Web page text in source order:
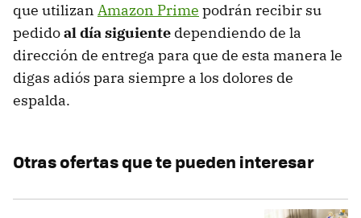
que utilizan Amazon Prime podrán recibir su
pedidoal día siguiente dependiendo de la
dirección de entrega para que de esta manera le
digas adiós para siempre a los dolores de
espalda.
Otras ofertas que te pueden interesar